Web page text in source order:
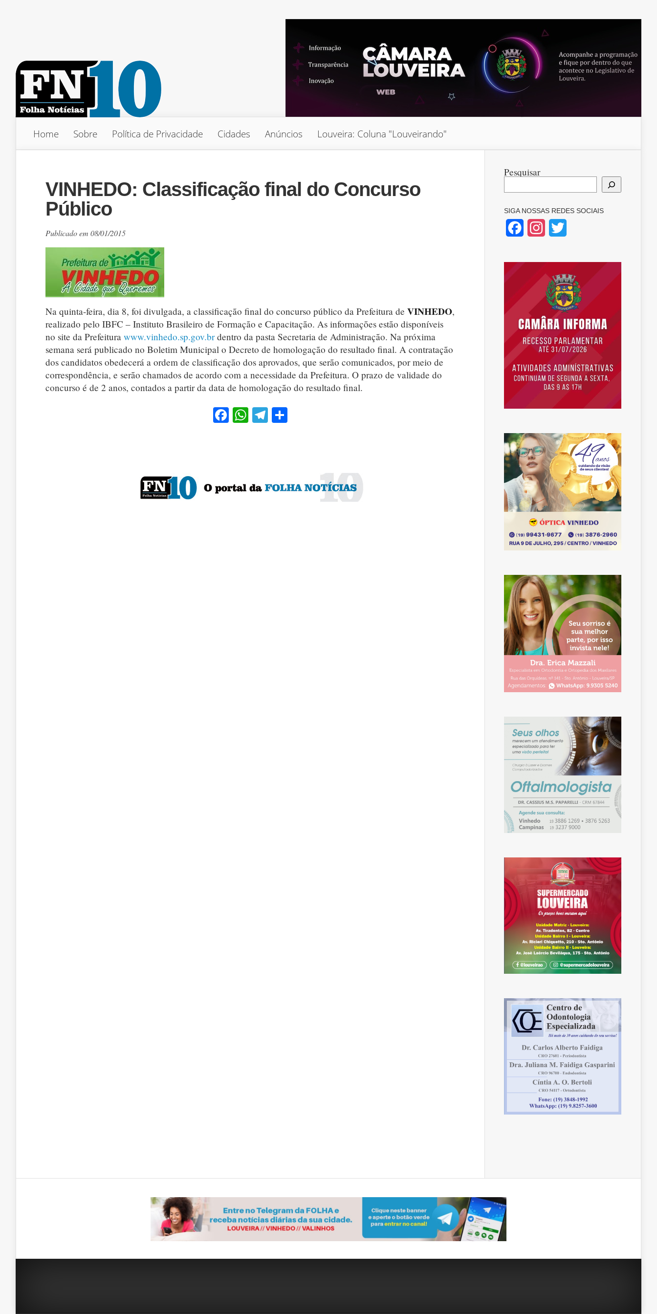
Home Sobre Política de Privacidade Cidades Anúncios Louveira: Coluna "Louveirando"
VINHEDO: Classificação final do Concurso
Público
Publicado em 08/01/2015
Na quinta-feira, dia 8, foi divulgada, a classificação final do concurso público da Prefeitura de VINHEDO,
realizado pelo IBFC – Instituto Brasileiro de Formação e Capacitação. As informações estão disponíveis
no site da Prefeitura www.vinhedo.sp.gov.brdentro da pasta Secretaria de Administração. Na próxima
semana será publicado no Boletim Municipal o Decreto de homologação do resultado final. A contratação
dos candidatos obedecerá a ordem de classificação dos aprovados, que serão comunicados, por meio de
correspondência, e serão chamados de acordo com a necessidade da Prefeitura. O prazo de validade do
concurso é de 2 anos, contados a partir da data de homologação do resultado final.
Facebook
WhatsApp
Telegram
Pesquisar
SIGA NOSSAS REDES SOCIAIS
FacebookInstagram